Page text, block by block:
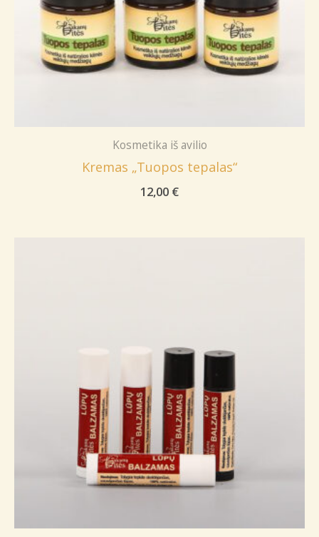
Kosmetika iš avilio
Kremas „Tuopos tepalas“
12,00 €